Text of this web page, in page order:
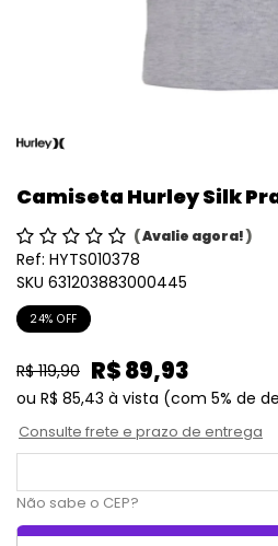
Camiseta Hurley Silk
(Avalie agora!)
Ref: HYTS010378
SKU 631203883000445
24% OFF
R$ 119,90 R$ 89,93
ou R$ 85,43 à vista (com 5% de
Consulte frete e prazo de entrega
Não sabe o CEP?